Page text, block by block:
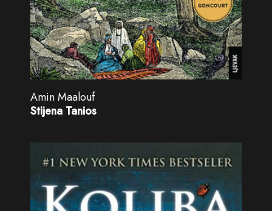
Amin Maalouf
Stijena Tanios